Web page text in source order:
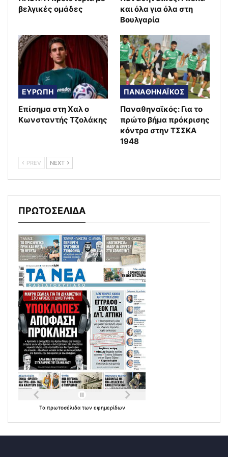
βελγικές ομάδες
και όλα για όλα στη
Βουλγαρία
ΕΥΡΩΠΗ
Επίσημα στη Χαλ ο
Κωνσταντής Τζολάκης
ΠΑΝΑΘΗΝΑΪΚΟΣ
Παναθηναϊκός: Για το
πρώτο βήμα πρόκρισης
κόντρα στην ΤΣΣΚΑ
1948
PREV NEXT
ΠΡΩΤΟΣΕΛΙΔΑ
Τα πρωτοσέλιδα των εφημερίδων